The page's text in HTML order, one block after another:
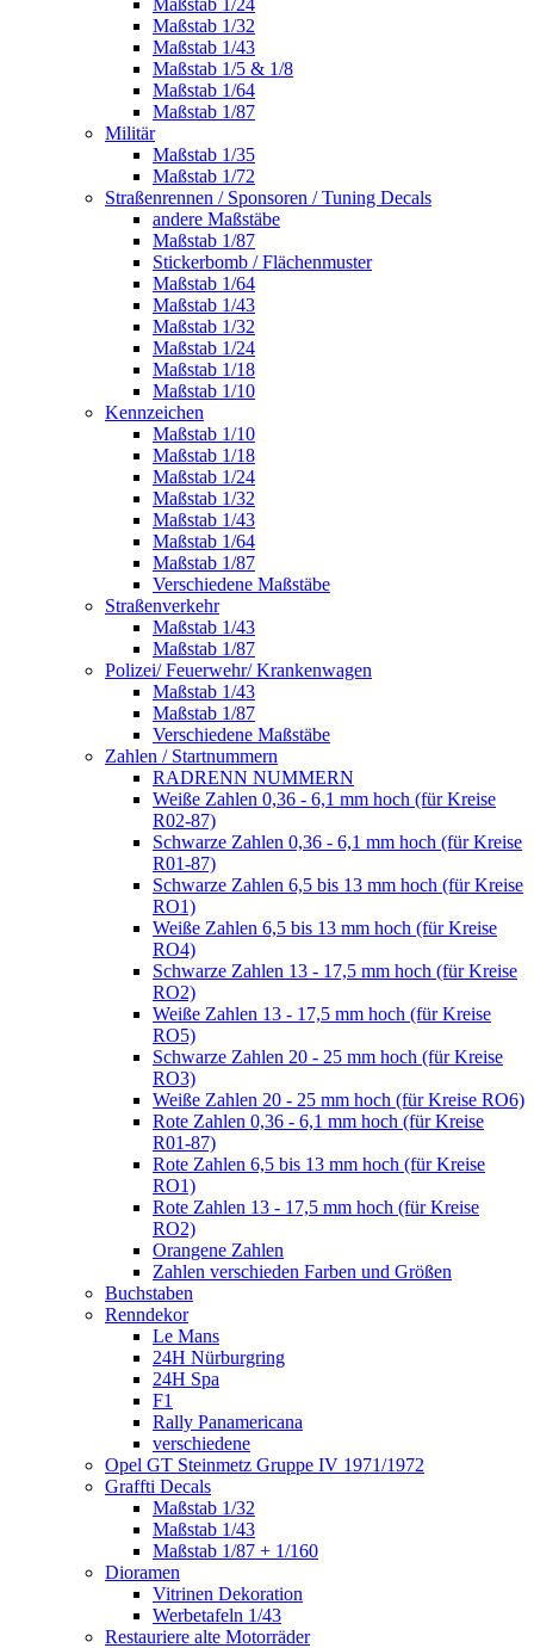
Maßstab 1/24
Maßstab 1/32
Maßstab 1/43
Maßstab 1/5 & 1/8
Maßstab 1/64
Maßstab 1/87
Militär
Maßstab 1/35
Maßstab 1/72
Straßenrennen / Sponsoren / Tuning Decals
andere Maßstäbe
Maßstab 1/87
Stickerbomb / Flächenmuster
Maßstab 1/64
Maßstab 1/43
Maßstab 1/32
Maßstab 1/24
Maßstab 1/18
Maßstab 1/10
Kennzeichen
Maßstab 1/10
Maßstab 1/18
Maßstab 1/24
Maßstab 1/32
Maßstab 1/43
Maßstab 1/64
Maßstab 1/87
Verschiedene Maßstäbe
Straßenverkehr
Maßstab 1/43
Maßstab 1/87
Polizei/ Feuerwehr/ Krankenwagen
Maßstab 1/43
Maßstab 1/87
Verschiedene Maßstäbe
Zahlen / Startnummern
RADRENN NUMMERN
Weiße Zahlen 0,36 - 6,1 mm hoch (für Kreise
R02-87)
Schwarze Zahlen 0,36 - 6,1 mm hoch (für Kreise
R01-87)
Schwarze Zahlen 6,5 bis 13 mm hoch (für Kreise
RO1)
Weiße Zahlen 6,5 bis 13 mm hoch (für Kreise
RO4)
Schwarze Zahlen 13 - 17,5 mm hoch (für Kreise
RO2)
Weiße Zahlen 13 - 17,5 mm hoch (für Kreise
RO5)
Schwarze Zahlen 20 - 25 mm hoch (für Kreise
RO3)
Weiße Zahlen 20 - 25 mm hoch (für Kreise RO6)
Rote Zahlen 0,36 - 6,1 mm hoch (für Kreise
R01-87)
Rote Zahlen 6,5 bis 13 mm hoch (für Kreise
RO1)
Rote Zahlen 13 - 17,5 mm hoch (für Kreise
RO2)
Orangene Zahlen
Zahlen verschieden Farben und Größen
Buchstaben
Renndekor
Le Mans
24H Nürburgring
24H Spa
F1
Rally Panamericana
verschiedene
Opel GT Steinmetz Gruppe IV 1971/1972
Graffti Decals
Maßstab 1/32
Maßstab 1/43
Maßstab 1/87 + 1/160
Dioramen
Vitrinen Dekoration
Werbetafeln 1/43
Restauriere alte Motorräder